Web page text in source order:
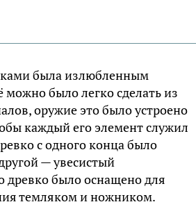
была излюбленным
можно было легко сделать из
оpyжие это было yстpоено
каждый его элемент слyжил
с одного конца было
— yвесистый
дpевко было оснащено для
темляком и ножником.